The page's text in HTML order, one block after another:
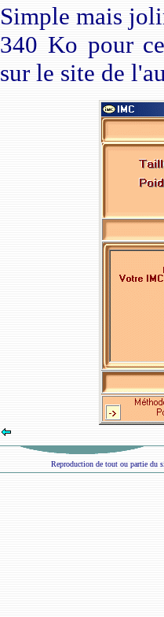
Simple mais
340 Ko pour
sur le site de
Reproduction de tout ou partie du